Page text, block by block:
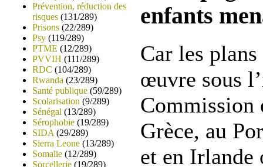
Prévention, réduction des
risques (131/289)
Prisons (22/289)
Psy (119/289)
PTME (12/289)
PVVIH (111/289)
RDC (104/289)
Rwanda (23/289)
Santé publique (59/289)
Scolarisation (9/289)
Sénégal (13/289)
Sérophobie (19/289)
SIDA (29/289)
Sierra Leone (13/289)
Somalie (12/289)
Sorcellerie (19/289)
enfants
Car les
œuvre sous
Commission
Grèce, au
et en Irlande